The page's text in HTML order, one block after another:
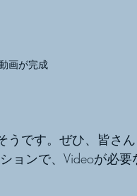
画が完成
うです。ぜひ、皆さ
ョンで、Videoが必